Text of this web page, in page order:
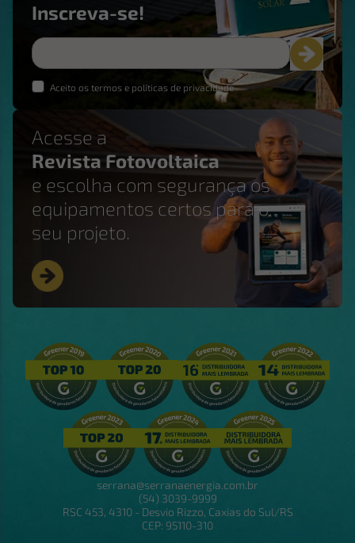
Inscreva-se!
Aceito os termos e políticas de privacidade
Acesse a
Revista Fotovoltaica
e escolha com segurança os
equipamentos certos para o
seu projeto.
serrana@serranaenergia.com.br
(54) 3039-9999
RSC 453, 4310 - Desvio Rizzo, Caxias do Sul/RS
CEP: 95110-310